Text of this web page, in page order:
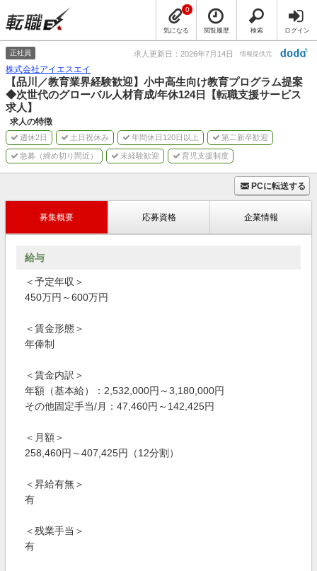
気になる
0
閲覧履歴 検索 ログイン
正社員 求人更新日：2026年7月14日 情報提供元
株式会社アイエスエイ
【品川／教育業界経験歓迎】小中高生向け教育プログラム提案
◆次世代のグローバル人材育成/年休124日【転職支援サービス
求人】
求人の特徴
週休2日 土日祝休み 年間休日120日以上 第二新卒歓迎
急募（締め切り間近） 未経験歓迎 育児支援制度
PCに転送する
募集概要 応募資格 企業情報
給与
＜予定年収＞
450万円～600万円
＜賃金形態＞
年俸制
＜賃金内訳＞
年額（基本給）：2,532,000円～3,180,000円
その他固定手当/月：47,460円～142,425円
＜月額＞
258,460円～407,425円（12分割）
＜昇給有無＞
有
＜残業手当＞
有